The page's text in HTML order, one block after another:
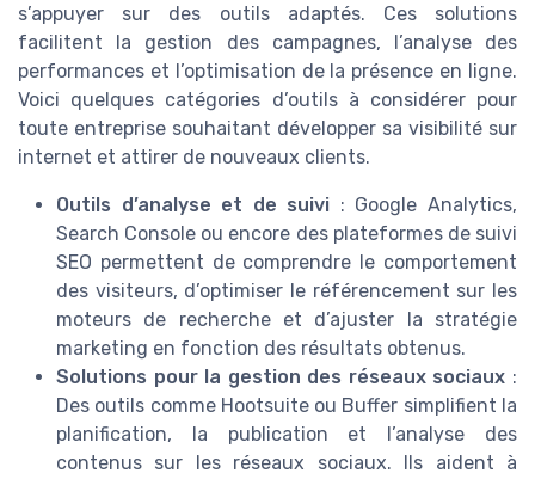
s’appuyer sur des outils adaptés. Ces solutions
facilitent la gestion des campagnes, l’analyse des
performances et l’optimisation de la présence en ligne.
Voici quelques catégories d’outils à considérer pour
toute entreprise souhaitant développer sa visibilité sur
internet et attirer de nouveaux clients.
Outils d’analyse et de suivi : Google Analytics,
Search Console ou encore des plateformes de suivi
SEO permettent de comprendre le comportement
des visiteurs, d’optimiser le référencement sur les
moteurs de recherche et d’ajuster la stratégie
marketing en fonction des résultats obtenus.
Solutions pour la gestion des réseaux sociaux :
Des outils comme Hootsuite ou Buffer simplifient la
planification, la publication et l’analyse des
contenus sur les réseaux sociaux. Ils aident à